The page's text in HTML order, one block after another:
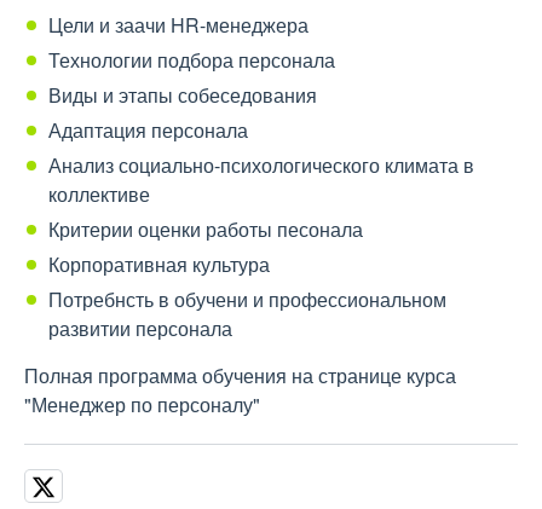
Цели и заачи HR-менеджера
Технологии подбора персонала
Виды и этапы собеседования
Адаптация персонала
Анализ социально-психологического климата в
коллективе
Критерии оценки работы песонала
Корпоративная культура
Потребнсть в обучени и профессиональном
развитии персонала
Полная программа обучения на странице курса
"Менеджер по персоналу"